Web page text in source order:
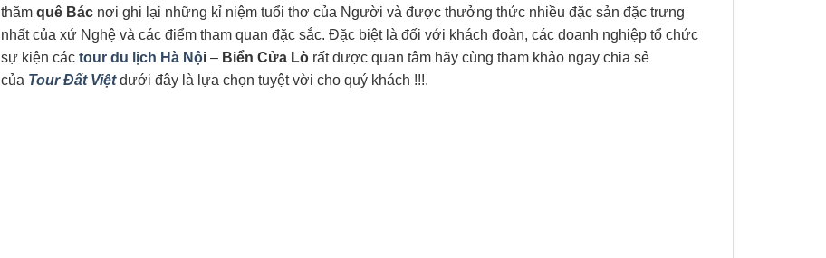
thăm quê Bác nơi ghi lại những kỉ niệm tuổi thơ của Người và được thưởng thức nhiều đặc sản đặc trưng
nhất của xứ Nghệ và các điểm tham quan đặc sắc. Đặc biệt là đối với khách đoàn, các doanh nghiệp tổ chức
sự kiện các tour du lịch Hà Nội – Biển Cửa Lò rất được quan tâm hãy cùng tham khảo ngay chia sẻ
của Tour Đất Việtdưới đây là lựa chọn tuyệt vời cho quý khách !!!.